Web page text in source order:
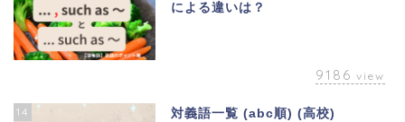
による違いは？
9186 view
14 対義語一覧 (abc順) (高校)